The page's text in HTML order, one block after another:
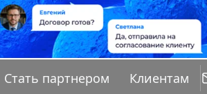
Стать партнером Клиентам